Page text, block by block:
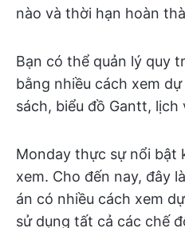
nào và thời hạn hoàn
Bạn có thể quản lý quy
bằng nhiều cách xem
sách, biểu đồ Gantt, lịch
Monday thực sự nổi bật
xem. Cho đến nay, đây
án có nhiều cách xem
sử dụng tất cả các chế